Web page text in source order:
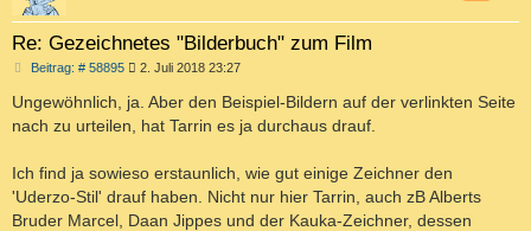
Re: Gezeichnetes "Bilderbuch" zum Film
Beitrag: # 58895B
t
r
2. Juli 2018 23:27
Ungewöhnlich, ja. Aber den Beispiel-Bildern auf der verlinkten Seite
nach zu urteilen, hat Tarrin es ja durchaus drauf.
Ich find ja sowieso erstaunlich, wie gut einige Zeichner den
'Uderzo-Stil' drauf haben. Nicht nur hier Tarrin, auch zB Alberts
Bruder Marcel, Daan Jippes und der Kauka-Zeichner, dessen